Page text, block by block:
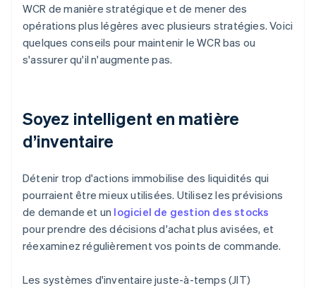
WCR de manière stratégique et de mener des
opérations plus légères avec plusieurs stratégies. Voici
quelques conseils pour maintenir le WCR bas ou
s'assurer qu'il n'augmente pas.
Soyez intelligent en matière
d’inventaire
Détenir trop d'actions immobilise des liquidités qui
pourraient être mieux utilisées. Utilisez les prévisions
de demande et un logiciel de gestion des stocks
pour prendre des décisions d'achat plus avisées, et
réexaminez régulièrement vos points de commande.
Les systèmes d'inventaire juste-à-temps (JIT)